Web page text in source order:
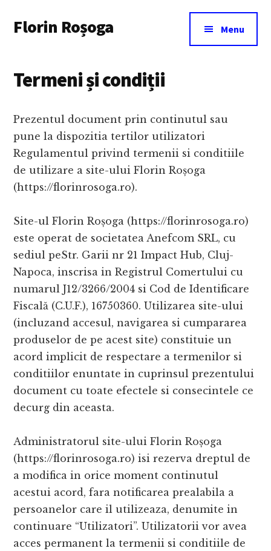
main
menu
Florin Roșoga Menu
Termeni și condiții
Prezentul document prin continutul sau
pune la dispozitia tertilor utilizatori
Regulamentul privind termenii si conditiile
de utilizare a site-ului Florin Roșoga
(https://florinrosoga.ro).
Site-ul Florin Roșoga (https://florinrosoga.ro)
este operat de societatea Anefcom SRL, cu
sediul peStr. Garii nr 21 Impact Hub, Cluj-
Napoca, inscrisa in Registrul Comertului cu
numarul J12/3266/2004 si Cod de Identificare
Fiscală (C.U.F.), 16750360. Utilizarea site-ului
(incluzand accesul, navigarea si cumpararea
produselor de pe acest site) constituie un
acord implicit de respectare a termenilor si
conditiilor enuntate in cuprinsul prezentului
document cu toate efectele si consecintele ce
decurg din aceasta.
Administratorul site-ului Florin Roșoga
(https://florinrosoga.ro) isi rezerva dreptul de
a modifica in orice moment continutul
acestui acord, fara notificarea prealabila a
persoanelor care il utilizeaza, denumite in
continuare “Utilizatori”. Utilizatorii vor avea
acces permanent la termenii si conditiile de